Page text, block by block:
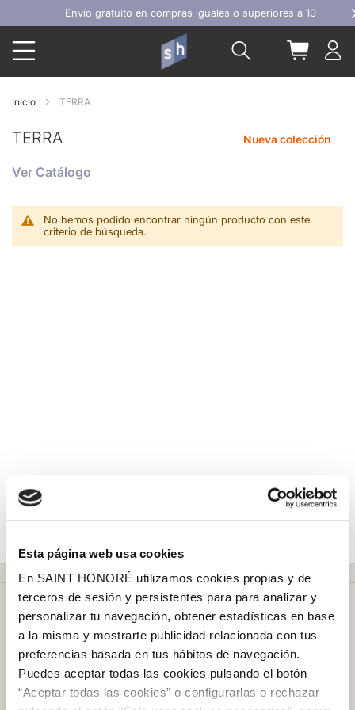
Esta página web usa cookies
En SAINT HONORÉ utilizamos cookies propias y de
terceros de sesión y persistentes para para analizar y
personalizar tu navegación, obtener estadísticas en base
a la misma y mostrarte publicidad relacionada con tus
preferencias basada en tus hábitos de navegación.
Puedes aceptar todas las cookies pulsando el botón
“Aceptar todas las cookies” o configurarlas o rechazar
Ir
al
contenido
Envío gratuito en compras iguales o superiores a 100€
Buscar Mi
Inicio TERRA
TERRA
Ver Catálogo
Nueva colección
No hemos podido encontrar ningún producto con este
criterio de búsqueda.
Más de 50 añosen el mercado